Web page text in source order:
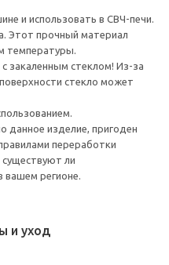
и использовать в СВЧ-печи.
Этот прочный материал
температуры.
закаленным стеклом! Из-за
стекло может
данное изделие, пригоден
переработки
ли
регионе.
и уход